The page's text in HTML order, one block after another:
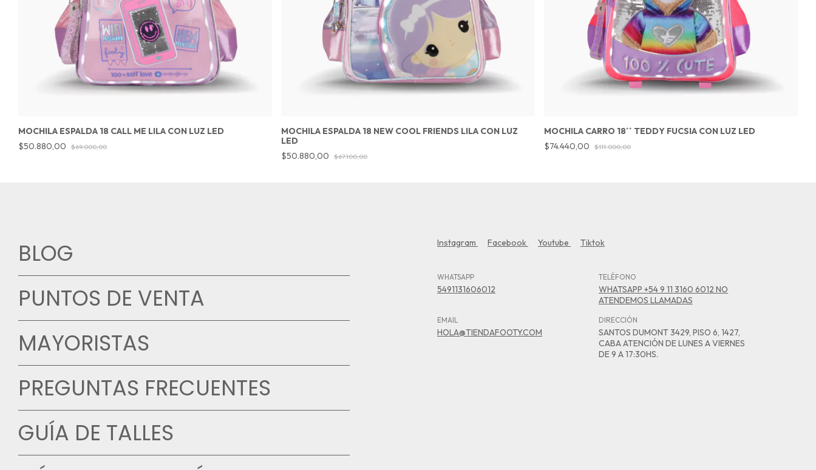
MOCHILA ESPALDA 18 CALL ME LILA CON LUZ LED
$50.880,00
$69.000,00
MOCHILA ESPALDA 18 NEW COOL FRIENDS LILA CON LUZ
LED
$50.880,00
$67.100,00
MOCHILA CARRO 18´´ TEDDY FUCSIA CON LUZ LED
$74.440,00
$111.000,00
BLOG
PUNTOS DE VENTA
MAYORISTAS
PREGUNTAS FRECUENTES
GUÍA DE TALLES
Instagram Facebook Youtube Tiktok
WHATSAPP
5491131606012
TELÉFONO
WHATSAPP +54 9 11 3160 6012 NO
ATENDEMOS LLAMADAS
EMAIL
HOLA@TIENDAFOOTY.COM
DIRECCIÓN
SANTOS DUMONT 3429, PISO 6, 1427,
CABA ATENCIÓN DE LUNES A VIERNES
DE 9 A 17:30HS.